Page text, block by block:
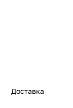
Доставка